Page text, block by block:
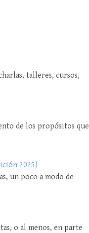
talleres, cursos,
de los propósitos que
2025)
un poco a modo de
o al menos, en parte